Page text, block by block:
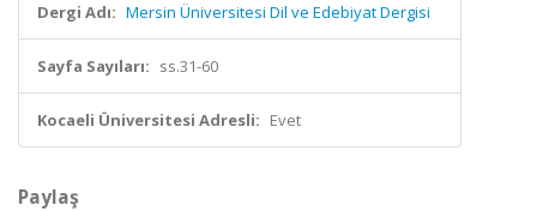
Dergi Adı: Mersin Üniversitesi Dil ve Edebiyat Dergisi
Sayfa Sayıları: ss.31-60
Kocaeli Üniversitesi Adresli: Evet
Paylaş